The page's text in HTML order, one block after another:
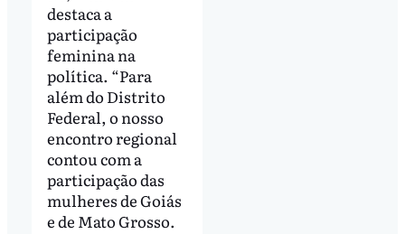
destaca a
participação
feminina na
política. “Para
além do Distrito
Federal, o nosso
encontro regional
contou com a
participação das
mulheres de Goiás
e de Mato Grosso.